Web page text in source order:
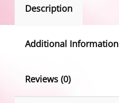
Description
Additional Information
Reviews (0)